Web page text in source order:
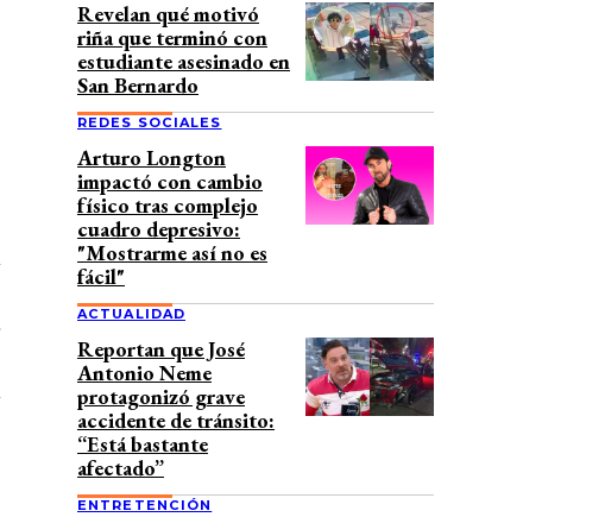
Revelan qué motivó
riña que terminó con
estudiante asesinado en
San Bernardo
REDES SOCIALES
Arturo Longton
impactó con cambio
físico tras complejo
cuadro depresivo:
"Mostrarme así no es
fácil"
ACTUALIDAD
Reportan que José
Antonio Neme
protagonizó grave
accidente de tránsito:
“Está bastante
afectado”
ENTRETENCIÓN